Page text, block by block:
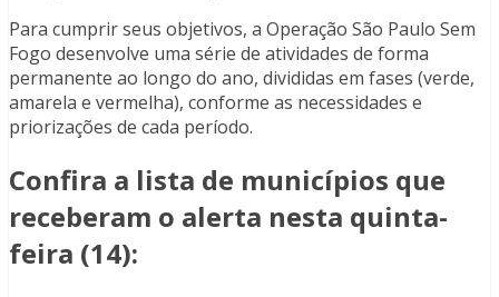
Para cumprir seus objetivos, a Operação São Paulo Sem
Fogo desenvolve uma série de atividades de forma
permanente ao longo do ano, divididas em fases (verde,
amarela e vermelha), conforme as necessidades e
priorizações de cada período.
Confira a lista de municípios que
receberam o alerta nesta quinta-
feira (14):